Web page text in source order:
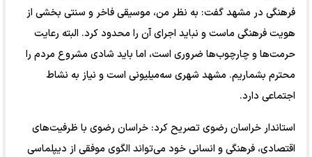
فرهنگی در مشهد گفت: به نظر من، موسیقی فاخر و سنتی بخشی از
هویت فرهنگی ماست و نباید اجرای آن را محدود کرد. البته رعایت
حرمت‌ها و چارچوب‌ها ضروری است، اما باید شادی مشروع مردم را
محترم بشماریم. مشهد شهری سه‌میلیونی است و نیاز به نشاط
اجتماعی دارد.
استاندار خراسان رضوی تصریح کرد: خراسان رضوی با ظرفیت‌های
اقتصادی، فرهنگی و انسانی خود می‌تواند الگوی موفقی از دیپلماسی